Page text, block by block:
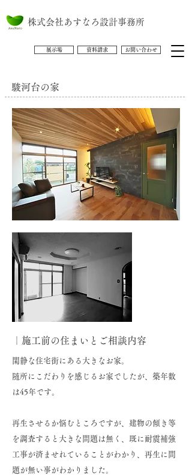
株式会社あすなろ設計事務所
展示場 資料請求 お問い合わせ
駿河台の家
｜施工前の住まいとご相談内容
閑静な住宅街にある大きなお家。
随所にこだわりを感じるお家でしたが、築年数
は45年です。
再生させるか悩むところですが、建物の傾き等
を調査すると大きな問題は無く、既に耐震補強
工事が済ませれていることがわかり、再生に問
題が無い事がわかりました。